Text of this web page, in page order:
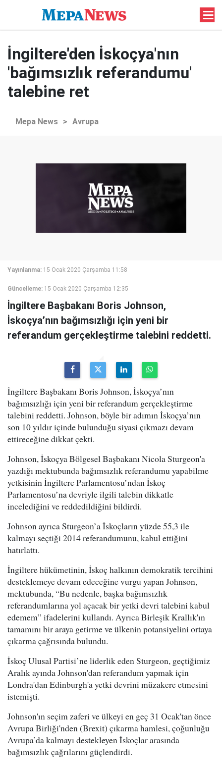
İngiltere'den İskoçya'nın
'bağımsızlık referandumu'
talebine ret
Mepa News > Avrupa
Yayınlanma: 15 Ocak 2020 Çarşamba 11:58
Güncelleme: 15 Ocak 2020 Çarşamba 12:35
İngiltere Başbakanı Boris Johnson,
İskoçya’nın bağımsızlığı için yeni bir
referandum gerçekleştirme talebini reddetti.
İngiltere Başbakanı Boris Johnson, İskoçya’nın
bağımsızlığı için yeni bir referandum gerçekleştirme
talebini reddetti. Johnson, böyle bir adımın İskoçya’nın
son 10 yıldır içinde bulunduğu siyasi çıkmazı devam
ettireceğine dikkat çekti.
Johnson, İskoçya Bölgesel Başbakanı Nicola Sturgeon'a
yazdığı mektubunda bağımsızlık referandumu yapabilme
yetkisinin İngiltere Parlamentosu’ndan İskoç
Parlamentosu’na devriyle ilgili talebin dikkatle
incelediğini ve reddedildiğini bildirdi.
Johnson ayrıca Sturgeon’a İskoçların yüzde 55,3 ile
kalmayı seçtiği 2014 referandumunu, kabul ettiğini
hatırlattı.
İngiltere hükümetinin, İskoç halkının demokratik tercihini
desteklemeye devam edeceğine vurgu yapan Johnson,
mektubunda, “Bu nedenle, başka bağımsızlık
referandumlarına yol açacak bir yetki devri talebini kabul
edemem” ifadelerini kullandı. Ayrıca Birleşik Krallık'ın
tamamını bir araya getirme ve ülkenin potansiyelini ortaya
çıkarma çağrısında bulundu.
İskoç Ulusal Partisi’ne liderlik eden Sturgeon, geçtiğimiz
Aralık ayında Johnson'dan referandum yapmak için
Londra'dan Edinburgh'a yetki devrini müzakere etmesini
istemişti.
Johnson'ın seçim zaferi ve ülkeyi en geç 31 Ocak'tan önce
Avrupa Birliği'nden (Brexit) çıkarma hamlesi, çoğunluğu
Avrupa’da kalmayı destekleyen İskoçlar arasında
bağımsızlık çağrılarını güçlendirdi.